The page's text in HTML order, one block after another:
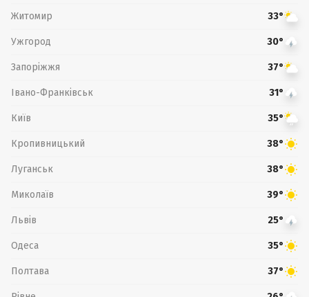
Житомир 33°
Ужгород 30°
Запоріжжя 37°
Івано-Франківськ 31°
Київ 35°
Кропивницький 38°
Луганськ 38°
Миколаїв 39°
Львів 25°
Одеса 35°
Полтава 37°